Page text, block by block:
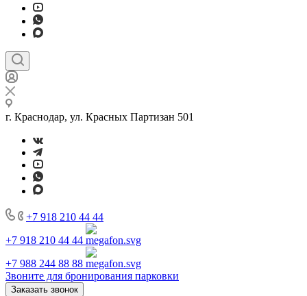
г. Краснодар, ул. Красных Партизан 501
+7 918 210 44 44
+7 918 210 44 44
+7 988 244 88 88
Звоните для бронирования парковки
Заказать звонок